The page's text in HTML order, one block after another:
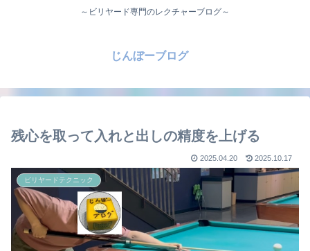
～ビリヤード専門のレクチャーブログ～
じんぼーブログ
残心を取って入れと出しの精度を上げる
2025.04.20 2025.10.17
ビリヤードテクニック